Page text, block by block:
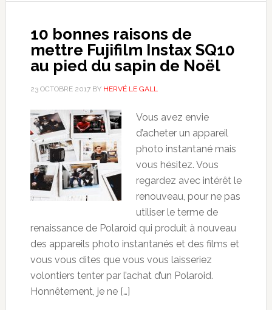
10 bonnes raisons de
mettre Fujifilm Instax SQ10
au pied du sapin de Noël
23 OCTOBRE 2017BY HERVÉ LE GALL
Vous avez envie
d’acheter un appareil
photo instantané mais
vous hésitez. Vous
regardez avec intérêt le
renouveau, pour ne pas
utiliser le terme de
renaissance de Polaroid qui produit à nouveau
des appareils photo instantanés et des films et
vous vous dites que vous vous laisseriez
volontiers tenter par l’achat d’un Polaroid.
Honnêtement, je ne […]